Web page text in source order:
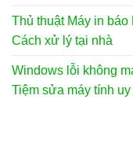
Thủ thuật Máy in
Cách xử lý tại nhà
Windows lỗi không
Tiệm sửa máy tính uy